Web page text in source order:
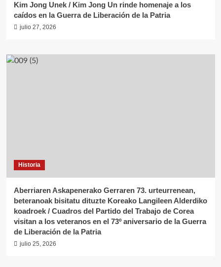
Kim Jong Unek / Kim Jong Un rinde homenaje a los
caídos en la Guerra de Liberación de la Patria
julio 27, 2026
Historia
Aberriaren Askapenerako Gerraren 73. urteurrenean,
beteranoak bisitatu dituzte Koreako Langileen Alderdiko
koadroek / Cuadros del Partido del Trabajo de Corea
visitan a los veteranos en el 73º aniversario de la Guerra
de Liberación de la Patria
julio 25, 2026